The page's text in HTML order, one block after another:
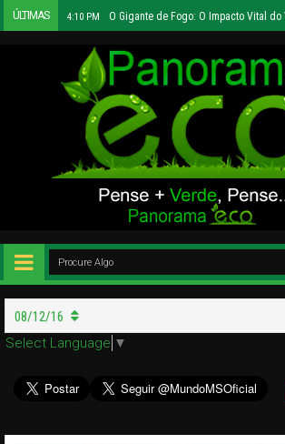
ÚLTIMAS 4:10 PM O Gigante de Fogo: O Impacto Vital
08/12/16
Select Language ▼